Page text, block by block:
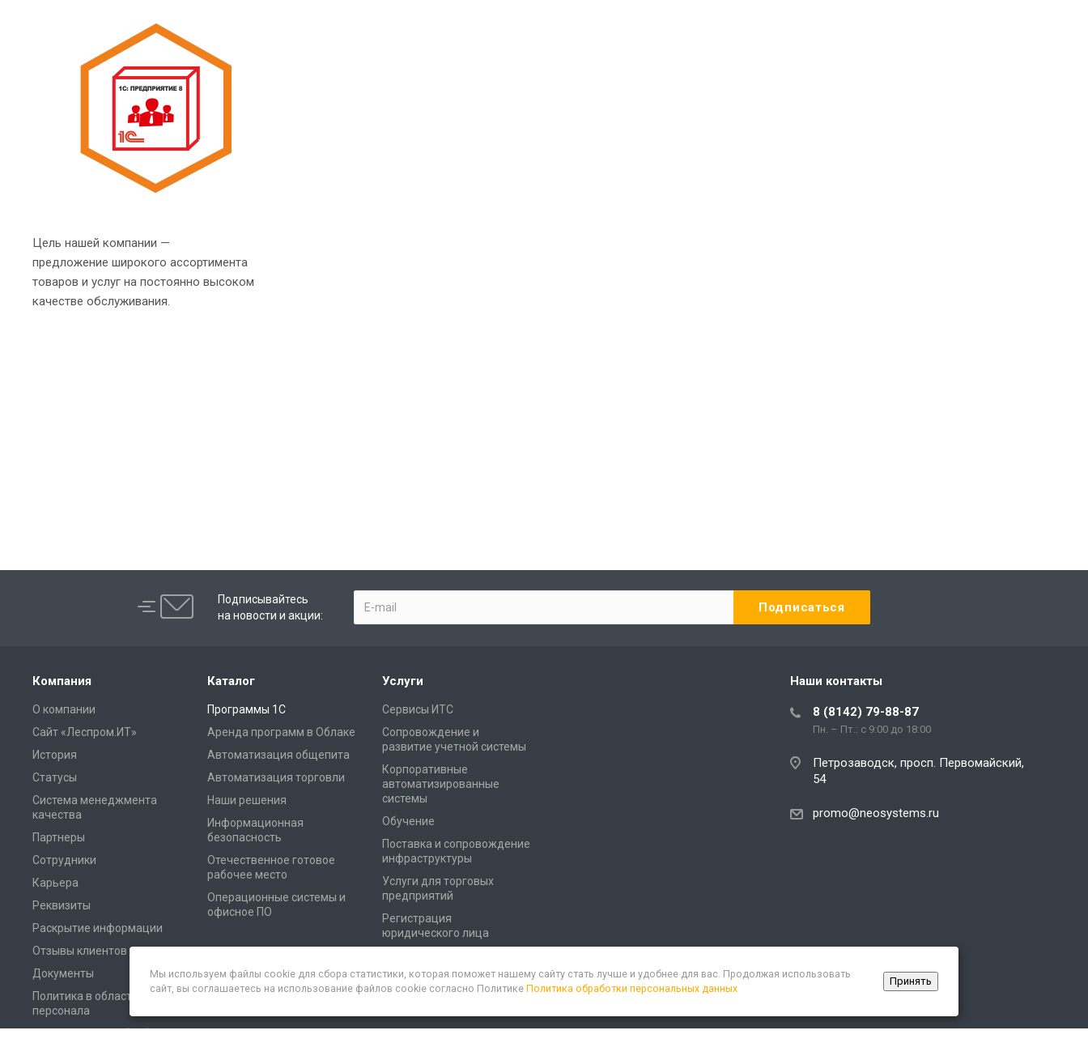
Цель нашей компании —
предложение широкого ассортимента
товаров и услуг на постоянно высоком
качестве обслуживания.
Подписывайтесь
на новости и акции:
Компания
О компании
Сайт «Леспром.ИТ»
История
Статусы
Система менеджмента
качества
Партнеры
Сотрудники
Карьера
Реквизиты
Раскрытие информации
Отзывы клиентов
Документы
Политика в области
персонала
Каталог
Программы 1С
Аренда программ в Облаке
Автоматизация общепита
Автоматизация торговли
Наши решения
Информационная
безопасность
Отечественное готовое
рабочее место
Операционные системы и
офисное ПО
Услуги
Сервисы ИТС
Сопровождение и
развитие учетной системы
Корпоративные
автоматизированные
системы
Обучение
Поставка и сопровождение
инфраструктуры
Услуги для торговых
предприятий
Регистрация
юридического лица
Наши контакты
8 (8142) 79-88-87
Пн. – Пт.: с 9:00 до 18:00
Петрозаводск, просп. Первомайский,
54
promo@neosystems.ru
Мы используем файлы cookie для сбора статистики, которая поможет нашему сайту стать лучше и удобнее для вас. Продолжая использовать
сайт, вы соглашаетесь на использование файлов cookie согласно Политике Политика обработки персональных данных
Принять